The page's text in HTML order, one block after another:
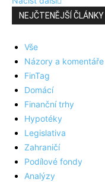
NEJČTENĚJŠÍ ČLÁNKY
Vše
Názory a komentáře
FinTag
Domácí
Finanční trhy
Hypotéky
Legislativa
Zahraničí
Podílové fondy
Analýzy